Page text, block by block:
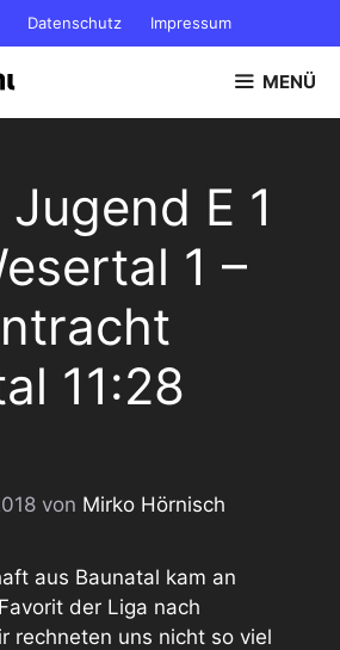
Datenschutz Impressum
MENÜ
E 1
1 –
11:28
von Mirko Hörnisch
aus Baunatal kam an
der Liga nach
rechneten uns nicht so viel